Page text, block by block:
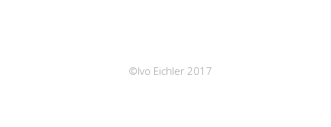
©Ivo Eichler 2017